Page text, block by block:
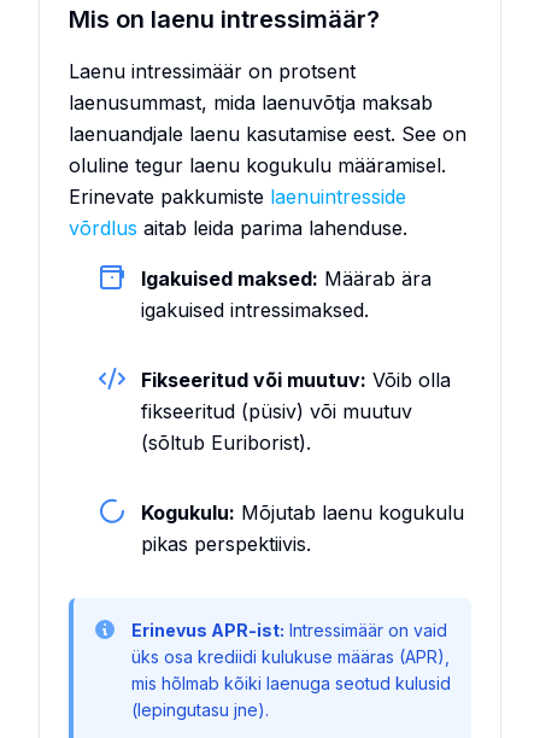
Mis on laenu intressimäär?
Laenu intressimäär on protsent
laenusummast, mida laenuvõtja maksab
laenuandjale laenu kasutamise eest. See on
oluline tegur laenu kogukulu määramisel.
Erinevate pakkumiste laenuintresside
võrdlus aitab leida parima lahenduse.
Igakuised maksed: Määrab ära
igakuised intressimaksed.
Fikseeritud või muutuv: Võib olla
fikseeritud (püsiv) või muutuv
(sõltub Euriborist).
Kogukulu: Mõjutab laenu kogukulu
pikas perspektiivis.
Erinevus APR-ist: Intressimäär on vaid
üks osa krediidi kulukuse määras (APR),
mis hõlmab kõiki laenuga seotud kulusid
(lepingutasu jne).